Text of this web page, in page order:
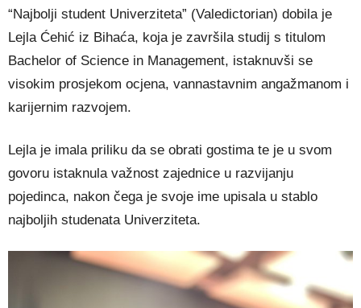
“Najbolji student Univerziteta” (Valedictorian) dobila je
Lejla Ćehić iz Bihaća, koja je završila studij s titulom
Bachelor of Science in Management, istaknuvši se
visokim prosjekom ocjena, vannastavnim angažmanom i
karijernim razvojem.
Lejla je imala priliku da se obrati gostima te je u svom
govoru istaknula važnost zajednice u razvijanju
pojedinca, nakon čega je svoje ime upisala u stablo
najboljih studenata Univerziteta.